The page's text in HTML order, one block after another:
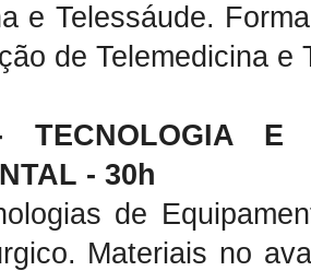
e Telessáude.
de Telemedicina e
TECNOLOGIA E
- 30h
de
Materiais no